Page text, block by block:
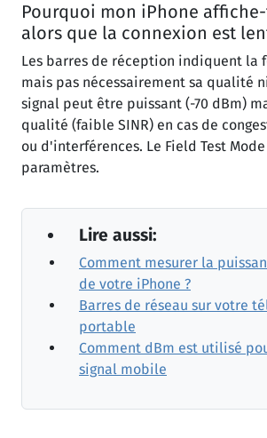
Pourquoi mon iPhone
alors que la connexion est
Les barres de réception indiquent la
mais pas nécessairement sa qualité
signal peut être puissant (-70 dBm)
qualité (faible SINR) en cas de
ou d'interférences. Le Field Test
paramètres.
Lire aussi:
Comment mesurer la
de votre iPhone ?
Barres de réseau sur votre
portable
Comment dBm est utilisé
signal mobile